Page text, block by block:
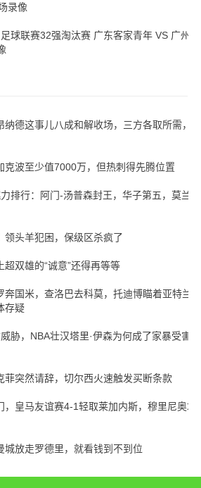
录像
球联赛32强淘汰赛 广东客家青年 VS 广州英
纳德这事儿八成和解收场，三方各取所需，交
克波至少值7000万，但热刺得先腾位置
排行：阿门-汤普森封王，华子第五，莫兰特
领头羊犯困，保级区杀疯了
双雄的“诚意”还得再等等
奔国米，查洛巴去科莫，托迪博瞄着亚特兰
存疑
胁，NBA壮汉塔里·伊森为何成了家暴受害
菲突然请辞，切尔西火速触发买断条款
，皇马友谊赛4-1轻取莱加内斯，穆里尼奥场
城放走罗德里，就看钱到不到位